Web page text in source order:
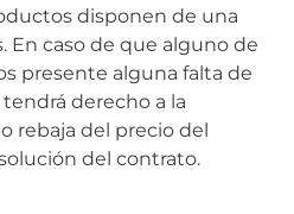
disponen de una
En caso de que alguno de
presente alguna falta de
derecho a la
rebaja del precio del
del contrato.